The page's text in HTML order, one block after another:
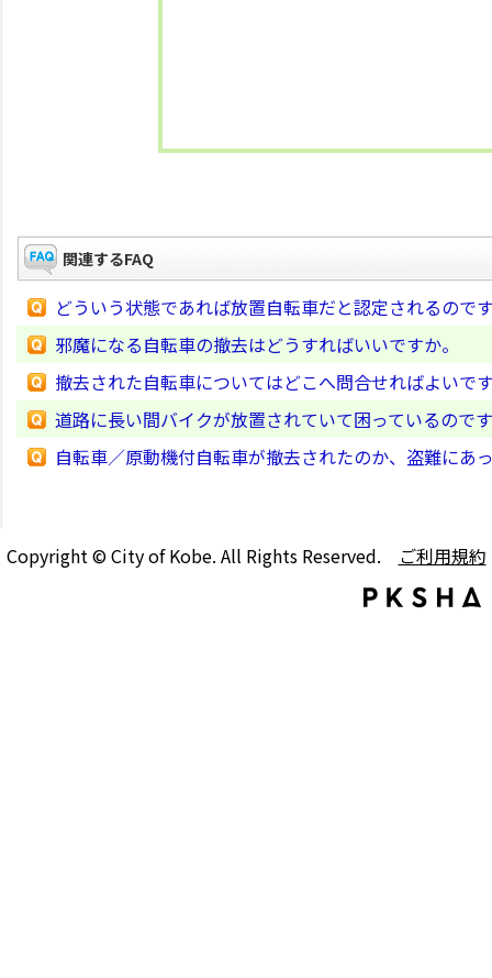
関連するFAQ
どういう状態であれば放置自転車だと認定されるので
邪魔になる自転車の撤去はどうすればいいですか。
撤去された自転車についてはどこへ問合せればよいで
道路に長い間バイクが放置されていて困っているので
自転車／原動機付自転車が撤去されたのか、盗難にあ
Copyright © City of Kobe. All Rights Reserved. ご利用規約